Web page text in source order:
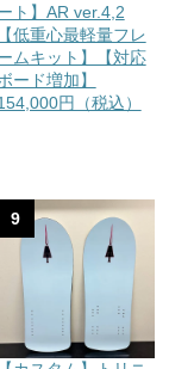
ト】AR ver.4,2
【低重心最軽量フレ
ムキット】【対応
ード増加】
円（税込）
9